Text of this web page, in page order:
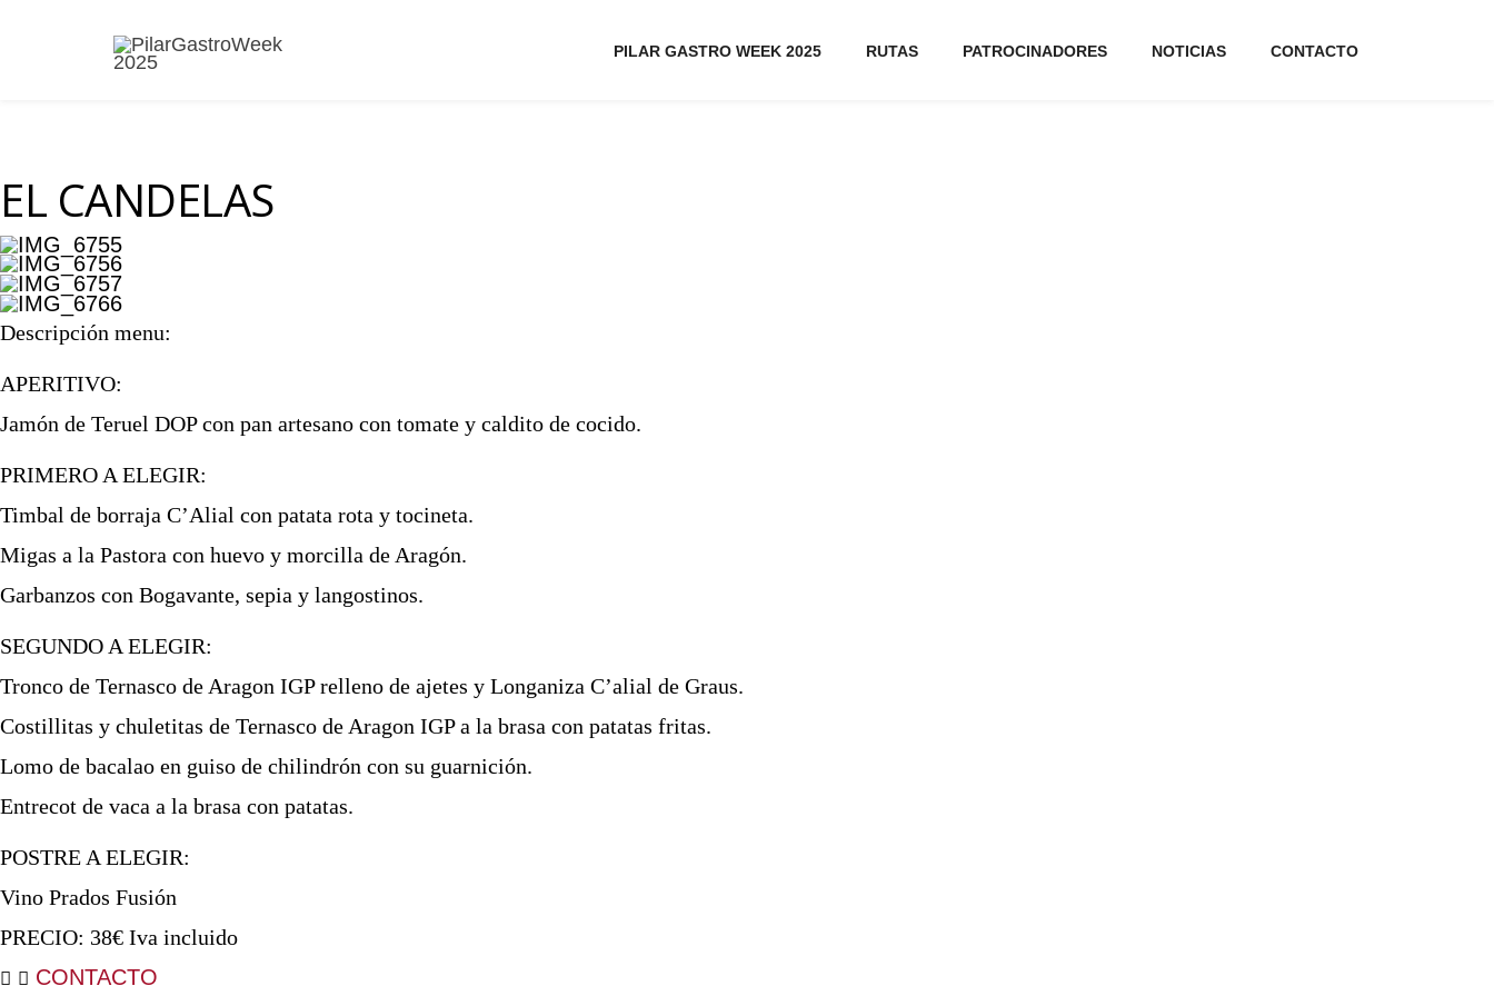
PILAR GASTRO WEEK 2025 RUTAS PATROCINADORES NOTICIAS CONTACTO
EL CANDELAS
Descripción menu:
APERITIVO:
Jamón de Teruel DOP con pan artesano con tomate y caldito de cocido.
PRIMERO A ELEGIR:
Timbal de borraja C’Alial con patata rota y tocineta.
Migas a la Pastora con huevo y morcilla de Aragón.
Garbanzos con Bogavante, sepia y langostinos.
SEGUNDO A ELEGIR:
Tronco de Ternasco de Aragon IGP relleno de ajetes y Longaniza C’alial de Graus.
Costillitas y chuletitas de Ternasco de Aragon IGP a la brasa con patatas fritas.
Lomo de bacalao en guiso de chilindrón con su guarnición.
Entrecot de vaca a la brasa con patatas.
POSTRE A ELEGIR:
Vino Prados Fusión
PRECIO: 38€ Iva incluido
CONTACTO